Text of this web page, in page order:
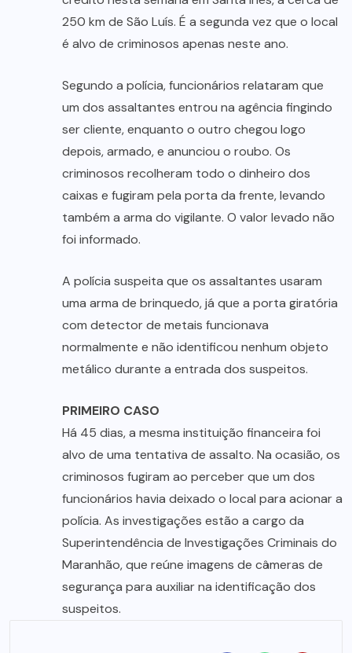
250 km de São Luís. É a segunda vez que o local
é alvo de criminosos apenas neste ano.
Segundo a polícia, funcionários relataram que
um dos assaltantes entrou na agência fingindo
ser cliente, enquanto o outro chegou logo
depois, armado, e anunciou o roubo. Os
criminosos recolheram todo o dinheiro dos
caixas e fugiram pela porta da frente, levando
também a arma do vigilante. O valor levado não
foi informado.
A polícia suspeita que os assaltantes usaram
uma arma de brinquedo, já que a porta giratória
com detector de metais funcionava
normalmente e não identificou nenhum objeto
metálico durante a entrada dos suspeitos.
PRIMEIRO CASO
Há 45 dias, a mesma instituição financeira foi
alvo de uma tentativa de assalto. Na ocasião, os
criminosos fugiram ao perceber que um dos
funcionários havia deixado o local para acionar a
polícia. As investigações estão a cargo da
Superintendência de Investigações Criminais do
Maranhão, que reúne imagens de câmeras de
segurança para auxiliar na identificação dos
suspeitos.